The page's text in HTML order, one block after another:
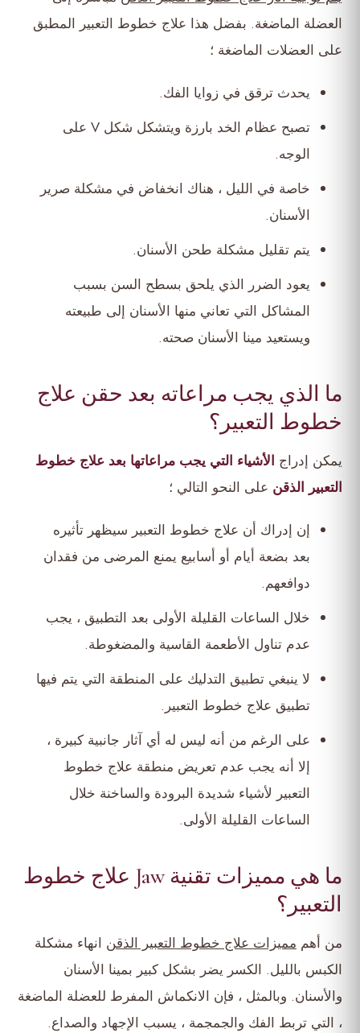
العضلة الماضغة. بفضل هذا علاج خطوط التعبير المطبق
على العضلات الماضغة ؛
يحدث ترقق في زوايا الفك.
تصبح عظام الخد بارزة ويتشكل شكل V على
الوجه.
خاصة في الليل ، هناك انخفاض في مشكلة صرير
الأسنان.
يتم تقليل مشكلة طحن الأسنان.
يعود الضرر الذي يلحق بسطح السن بسبب
المشاكل التي تعاني منها الأسنان إلى طبيعته
ويستعيد مينا الأسنان صحته.
ما الذي يجب مراعاته بعد حقن علاج
خطوط التعبير؟
يمكن إدراج الأشياء التي يجب مراعاتها بعد علاج خطوط
التعبير الذقن على النحو التالي ؛
إن إدراك أن علاج خطوط التعبير سيظهر تأثيره
بعد بضعة أيام أو أسابيع يمنع المرضى من فقدان
دوافعهم.
خلال الساعات القليلة الأولى بعد التطبيق ، يجب
عدم تناول الأطعمة القاسية والمضغوطة.
لا ينبغي تطبيق التدليك على المنطقة التي يتم فيها
تطبيق علاج خطوط التعبير.
على الرغم من أنه ليس له أي آثار جانبية كبيرة ،
إلا أنه يجب عدم تعريض منطقة علاج خطوط
التعبير لأشياء شديدة البرودة والساخنة خلال
الساعات القليلة الأولى.
ما هي مميزات تقنية Jaw علاج خطوط
التعبير؟
من أهم مميزات علاج خطوط التعبير الذقن انهاء مشكلة
الكبس بالليل. الكسر يضر بشكل كبير بمينا الأسنان
والأسنان. وبالمثل ، فإن الانكماش المفرط للعضلة الماضغة
، التي تربط الفك والجمجمة ، يسبب الإجهاد والصداع.